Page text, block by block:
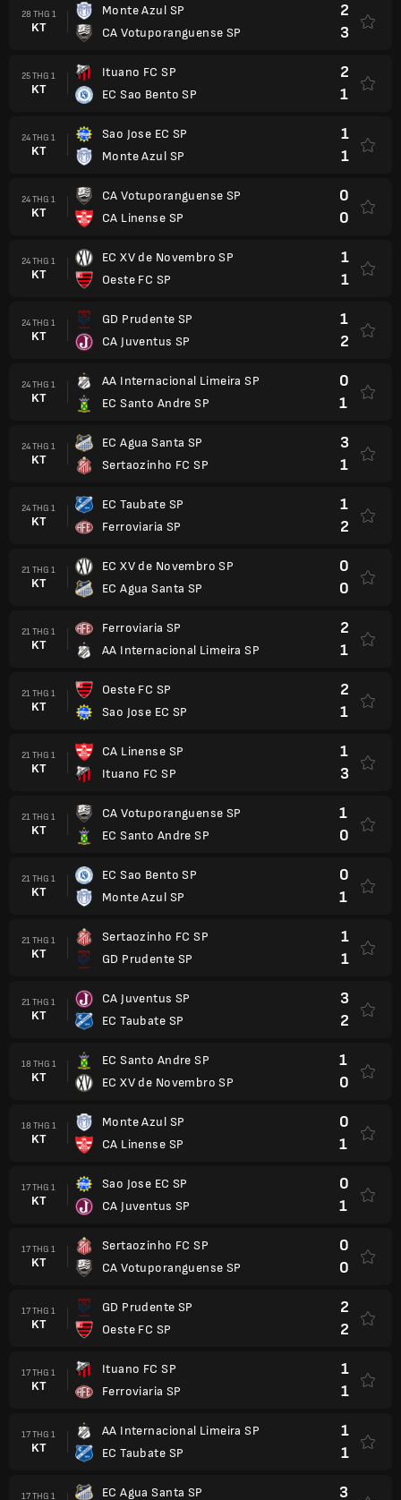
28 THG 1
KT
Monte Azul SP
CA Votuporanguense SP
2
3
25 THG 1
KT
Ituano FC SP
EC Sao Bento SP
2
1
24 THG 1
KT
Sao Jose EC SP
Monte Azul SP
1
1
24 THG 1
KT
CA Votuporanguense SP
CA Linense SP
0
0
24 THG 1
KT
EC XV de Novembro SP
Oeste FC SP
1
1
24 THG 1
KT
GD Prudente SP
CA Juventus SP
1
2
24 THG 1
KT
AA Internacional Limeira SP
EC Santo Andre SP
0
1
24 THG 1
KT
EC Agua Santa SP
Sertaozinho FC SP
3
1
24 THG 1
KT
EC Taubate SP
Ferroviaria SP
1
2
21 THG 1
KT
EC XV de Novembro SP
EC Agua Santa SP
0
0
21 THG 1
KT
Ferroviaria SP
AA Internacional Limeira SP
2
1
21 THG 1
KT
Oeste FC SP
Sao Jose EC SP
2
1
21 THG 1
KT
CA Linense SP
Ituano FC SP
1
3
21 THG 1
KT
CA Votuporanguense SP
EC Santo Andre SP
1
0
21 THG 1
KT
EC Sao Bento SP
Monte Azul SP
0
1
21 THG 1
KT
Sertaozinho FC SP
GD Prudente SP
1
1
21 THG 1
KT
CA Juventus SP
EC Taubate SP
3
2
18 THG 1
KT
EC Santo Andre SP
EC XV de Novembro SP
1
0
18 THG 1
KT
Monte Azul SP
CA Linense SP
0
1
17 THG 1
KT
Sao Jose EC SP
CA Juventus SP
0
1
17 THG 1
KT
Sertaozinho FC SP
CA Votuporanguense SP
0
0
17 THG 1
KT
GD Prudente SP
Oeste FC SP
2
2
17 THG 1
KT
Ituano FC SP
Ferroviaria SP
1
1
17 THG 1
KT
AA Internacional Limeira SP
EC Taubate SP
1
1
17 THG 1
EC Agua Santa SP
3